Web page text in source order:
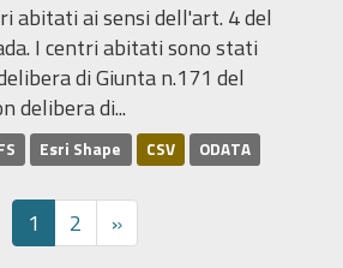
abitati ai sensi dell'art. 4 del
I centri abitati sono stati
di Giunta n.171 del
delibera di...
Esri Shape CSV ODATA
1 2 »